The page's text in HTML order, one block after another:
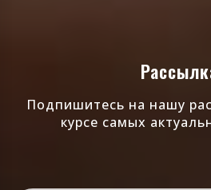
Подпишитесь на нашу
курсе самых